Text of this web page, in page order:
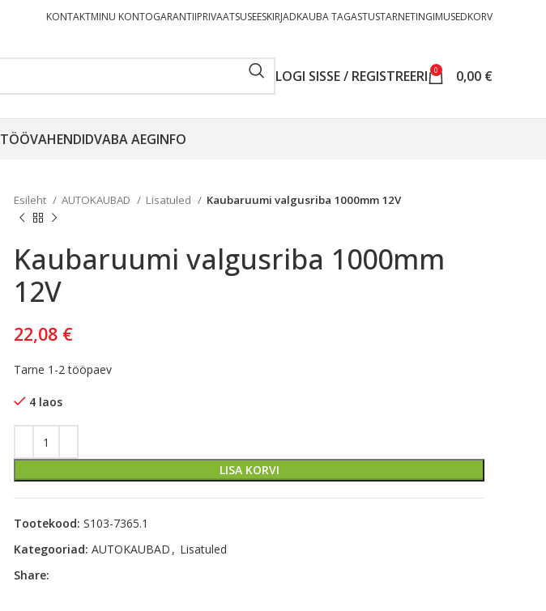
KONTAKTMINU KONTOGARANTIIPRIVAATSUSEESKIRJADKAUBA TAGASTUSTARNETINGIMUSEDKORV
LOGI SISSE / REGISTREERI 0 0,00 €
TÖÖVAHENDIDVABA AEGINFO
Esileht AUTOKAUBAD Lisatuled Kaubaruumi valgusriba 1000mm 12V
Kaubaruumi valgusriba 1000mm
12V
22,08 €
Tarne 1-2 tööpaev
4 laos
LISA KORVI
Tootekood: S103-7365.1
Kategooriad: AUTOKAUBAD , Lisatuled
Share: